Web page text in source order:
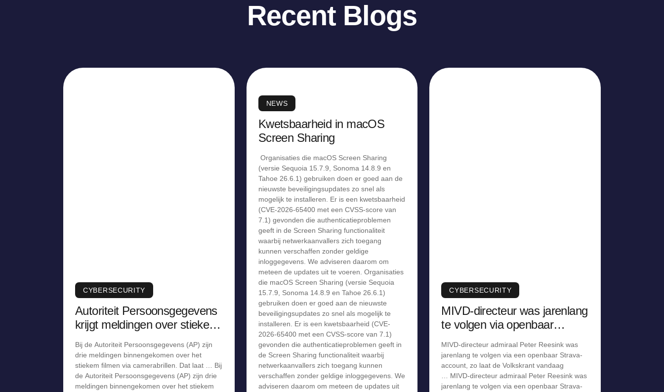
Recent Blogs
CYBERSECURITY
Autoriteit Persoonsgegevens
krijgt meldingen over stiekem
Bij de Autoriteit Persoonsgegevens (AP) zijn
drie meldingen binnengekomen over het
stiekem filmen via camerabrillen. Dat laat … Bij
de Autoriteit Persoonsgegevens (AP) zijn drie
meldingen binnengekomen over het stiekem
NEWS
Kwetsbaarheid in macOS
Screen Sharing
Organisaties die macOS Screen Sharing
(versie Sequoia 15.7.9, Sonoma 14.8.9 en
Tahoe 26.6.1) gebruiken doen er goed aan de
nieuwste beveiligingsupdates zo snel als
mogelijk te installeren. Er is een kwetsbaarheid
(CVE-2026-65400 met een CVSS-score van
7.1) gevonden die authenticatieproblemen
geeft in de Screen Sharing functionaliteit
waarbij netwerkaanvallers zich toegang
kunnen verschaffen zonder geldige
inloggegevens. We adviseren daarom om
meteen de updates uit te voeren. Organisaties
die macOS Screen Sharing (versie Sequoia
15.7.9, Sonoma 14.8.9 en Tahoe 26.6.1)
gebruiken doen er goed aan de nieuwste
beveiligingsupdates zo snel als mogelijk te
installeren. Er is een kwetsbaarheid (CVE-
2026-65400 met een CVSS-score van 7.1)
gevonden die authenticatieproblemen geeft in
de Screen Sharing functionaliteit waarbij
netwerkaanvallers zich toegang kunnen
verschaffen zonder geldige inloggegevens. We
adviseren daarom om meteen de updates uit
CYBERSECURITY
MIVD-directeur was jarenlang
te volgen via openbaar
MIVD-directeur admiraal Peter Reesink was
jarenlang te volgen via een openbaar Strava-
account, zo laat de Volkskrant vandaag
… MIVD-directeur admiraal Peter Reesink was
jarenlang te volgen via een openbaar Strava-